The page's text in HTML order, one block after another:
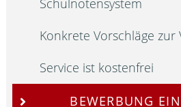
Schulnotensystem
Konkrete Vorschläge zur
Service ist kostenfrei
BEWERBUNG